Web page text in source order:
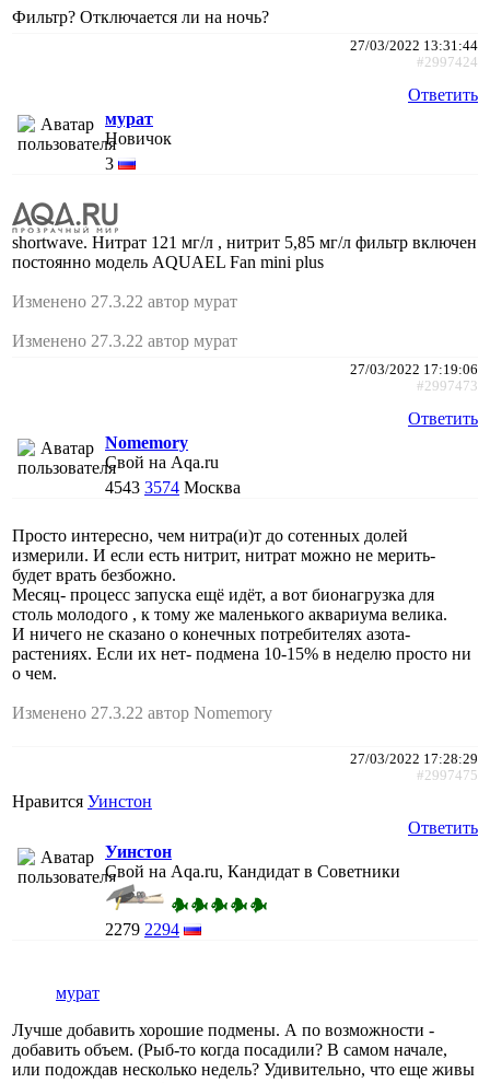
Фильтр? Отключается ли на ночь?
27/03/2022 13:31:44
#2997424
Ответить
мурат
Новичок
3
shortwave. Нитрат 121 мг/л , нитрит 5,85 мг/л фильтр включен
постоянно модель AQUAEL Fan mini plus
Изменено 27.3.22 автор мурат
Изменено 27.3.22 автор мурат
27/03/2022 17:19:06
#2997473
Ответить
Nomemory
Свой на Aqa.ru
4543 3574 Москва
Просто интересно, чем нитра(и)т до сотенных долей
измерили. И если есть нитрит, нитрат можно не мерить-
будет врать безбожно.
Месяц- процесс запуска ещё идёт, а вот бионагрузка для
столь молодого , к тому же маленького аквариума велика.
И ничего не сказано о конечных потребителях азота-
растениях. Если их нет- подмена 10-15% в неделю просто ни
о чем.
Изменено 27.3.22 автор Nomemory
27/03/2022 17:28:29
#2997475
Нравится Уинстон
Ответить
Уинстон
Свой на Aqa.ru, Кандидат в Советники
2279 2294
мурат
Лучше добавить хорошие подмены. А по возможности -
добавить объем. (Рыб-то когда посадили? В самом начале,
или подождав несколько недель? Удивительно, что еще живы